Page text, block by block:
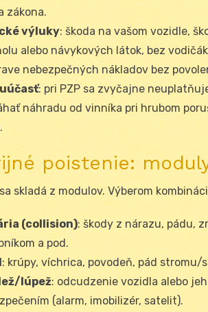
zákona.
výluky: škoda na vašom vozidle,
alebo návykových látok, bez
nebezpečných nákladov bez
: pri PZP sa zvyčajne
náhradu od vinníka pri hrubom
poistenie:
skladá z modulov. Výberom
(collision): škody z nárazu, pádu,
a pod.
: krúpy, víchrica, povodeň, pád stromu/
lúpež: odcudzenie vozidla alebo
(alarm, imobilizér, satelit).